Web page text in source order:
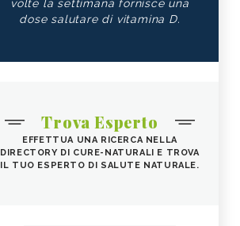
volte la settimana fornisce una
dose salutare di vitamina D.
Trova Esperto
EFFETTUA UNA RICERCA NELLA
DIRECTORY DI CURE-NATURALI E TROVA
IL TUO ESPERTO DI SALUTE NATURALE.